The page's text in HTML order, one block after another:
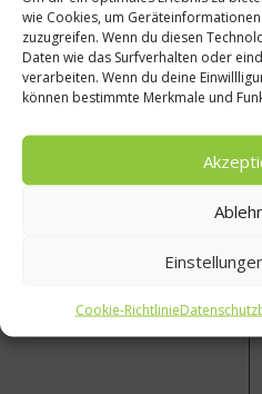
wie Cookies, um
zuzugreifen. Wenn du diesen
Daten wie das Surfverhalten oder
verarbeiten. Wenn du deine
können bestimmte Merkmale und
Cookie-Richtlinie
vorheriger Beitrag
Kann
man
durch
Wasse
n
men?